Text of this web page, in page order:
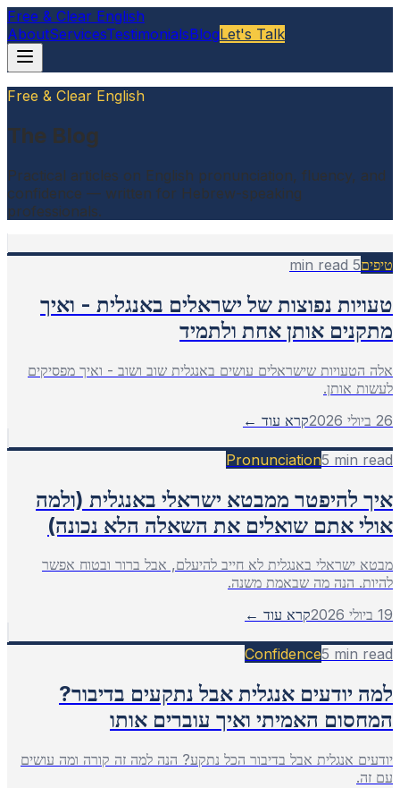
Free & Clear English
AboutServicesTestimonialsBlogLet's Talk
Free & Clear English
The Blog
Practical articles on English pronunciation, fluency, and
confidence — written for Hebrew-speaking
professionals.
טיפים5
טעויות נפוצות של ישראלים באנגלית - ואיך
מתקנים אותן אחת ולתמיד
אלה הטעויות שישראלים עושים באנגלית שוב ושוב - ואיך מפסיקים
לעשות אותן.
26 ביולי 2026
קרא עוד ←
Pronunciation5 min read
איך להיפטר ממבטא ישראלי באנגלית (ולמה
אולי אתם שואלים את השאלה הלא נכונה)
מבטא ישראלי באנגלית לא חייב להיעלם, אבל ברור ובטוח אפשר
להיות. הנה מה שבאמת משנה.
19 ביולי 2026
קרא עוד ←
Confidence5 min read
למה יודעים אנגלית אבל נתקעים בדיבור?
המחסום האמיתי ואיך עוברים אותו
יודעים אנגלית אבל בדיבור הכל נתקע? הנה למה זה קורה ומה עושים
עם זה.